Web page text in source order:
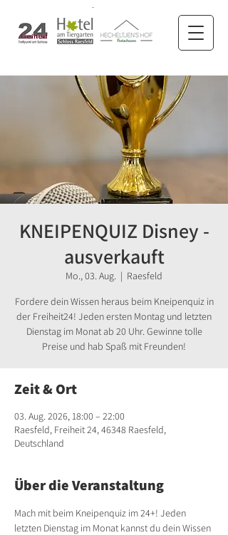
KNEIPENQUIZ Disney -
ausverkauft
Mo., 03. Aug.
  |
Raesfeld
Fordere dein Wissen heraus beim Kneipenquiz in
der Freiheit24! Jeden ersten Montag und letzten
Dienstag im Monat ab 20 Uhr. Gewinne tolle
Preise und hab Spaß mit Freunden!
Zeit & Ort
03. Aug. 2026, 18:00 – 22:00
Raesfeld, Freiheit 24, 46348 Raesfeld,
Deutschland
Über die Veranstaltung
Mach mit beim Kneipenquiz im 24+! Jeden
letzten Dienstag im Monat kannst du dein Wissen